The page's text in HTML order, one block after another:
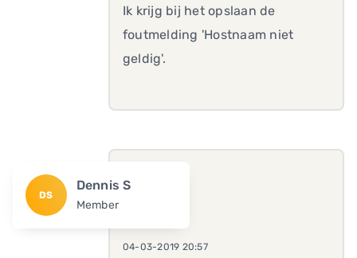
Ik krijg bij het opslaan de
foutmelding 'Hostnaam niet
geldig'.
DS
Dennis S
Member
04-03-2019 20:57